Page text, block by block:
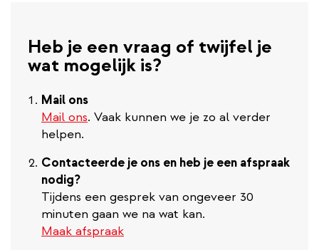
Heb je een vraag of twijfel je
wat mogelijk is?
Mail ons
Mail ons. Vaak kunnen we je zo al verder
helpen.
Contacteerde je ons en heb je een afspraak
nodig?
Tijdens een gesprek van ongeveer 30
minuten gaan we na wat kan.
Maak afspraak